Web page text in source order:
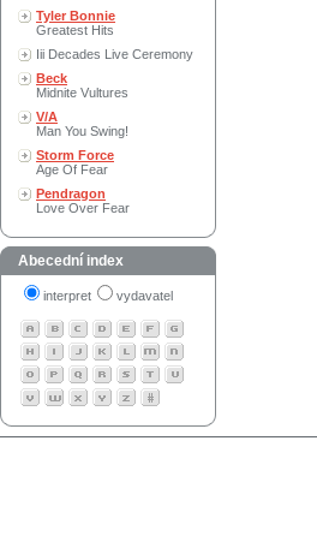
Tyler Bonnie
Greatest Hits
Iii Decades Live Ceremony
Beck
Midnite Vultures
V/A
Man You Swing!
Storm Force
Age Of Fear
Pendragon
Love Over Fear
Abecední index
interpret vydavatel